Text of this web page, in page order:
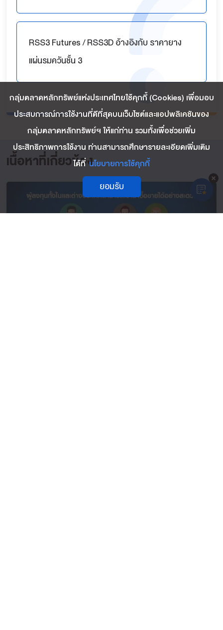
RSS3 Futures / RSS3D อ้างอิงกับ ราคายาง
แผ่นรมควันชั้น 3
เนื้อหาที่เกี่ยวข้อง
กลุ่มตลาดหลักทรัพย์แห่งประเทศไทยใช้คุกกี้ (Cookies) เพื่อมอบ
ประสบการณ์การใช้งานที่ดีที่สุดบนเว็บไซต์และแอปพลิเคชันของ
กลุ่มตลาดหลักทรัพย์ฯ ให้แก่ท่าน รวมทั้งเพื่อช่วยเพิ่ม
ประสิทธิภาพการใช้งาน ท่านสามารถศึกษารายละเอียดเพิ่มเติม
ได้ที่นโยบายการใช้คุกกี้
ยอมรับ